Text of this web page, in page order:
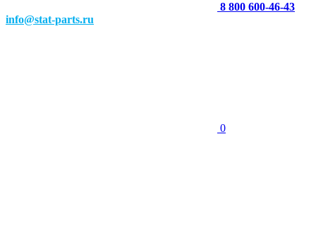
8 800 600-46-43
info@stat-parts.ru
0